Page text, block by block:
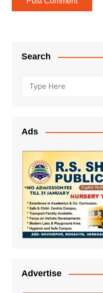
Search
Ads
Advertise